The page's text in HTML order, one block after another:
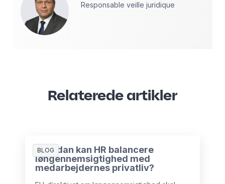
Responsable veille juridique
Relaterede artikler
BLOG
Hvordan kan HR balancere
løngennemsigtighed med
medarbejdernes privatliv?